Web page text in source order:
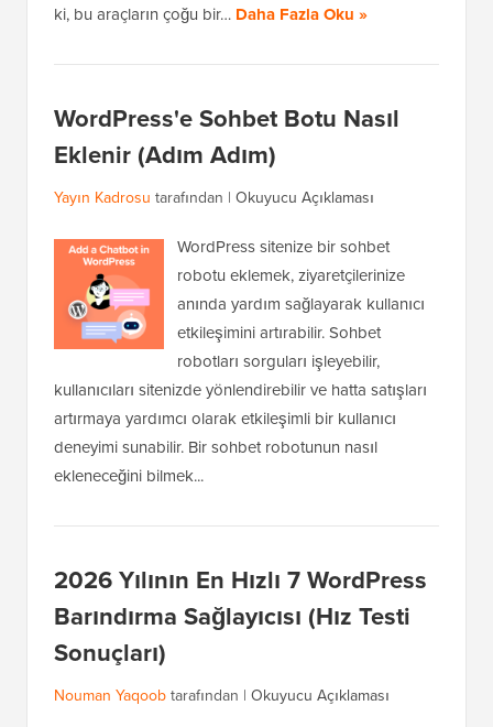
ki, bu araçların çoğu bir… Daha Fazla Oku »
WordPress'e Sohbet Botu Nasıl
Eklenir (Adım Adım)
Yayın Kadrosu tarafından | Okuyucu Açıklaması
WordPress sitenize bir sohbet
robotu eklemek, ziyaretçilerinize
anında yardım sağlayarak kullanıcı
etkileşimini artırabilir. Sohbet
robotları sorguları işleyebilir,
kullanıcıları sitenizde yönlendirebilir ve hatta satışları
artırmaya yardımcı olarak etkileşimli bir kullanıcı
deneyimi sunabilir. Bir sohbet robotunun nasıl
ekleneceğini bilmek...
2026 Yılının En Hızlı 7 WordPress
Barındırma Sağlayıcısı (Hız Testi
Sonuçları)
Nouman Yaqoobtarafından | Okuyucu Açıklaması